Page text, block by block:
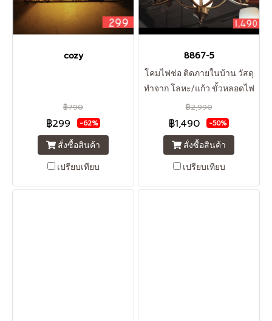
cozy
฿790
฿299 -62%
สั่งซื้อสินค้า
เปรียบเทียบ
8867-5
โคมไฟช่อ ติดภายในบ้าน วัสดุ
ทำจาก โลหะ/แก้ว ขั้วหลอดไฟ
(สามารถใช้กับหลอดไฟLED ได้)
E27*5 ราคายังไม่รวมหลอดไฟ
กับค่าส่ง **สินค้า clearance
sale กรุณารอคอนเฟิร์มสต๊อก
จากทางร้าน ก่อนการโอนชำระ
฿2,990
฿1,490 -50%
สั่งซื้อสินค้า
เปรียบเทียบ